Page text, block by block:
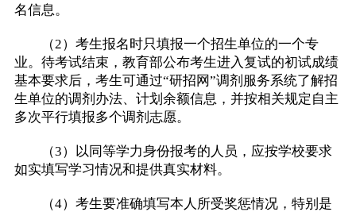
名信息。
（2）考生报名时只填报一个招生单位的一个专
业。待考试结束，教育部公布考生进入复试的初试成绩
基本要求后，考生可通过“研招网”调剂服务系统了解招
生单位的调剂办法、计划余额信息，并按相关规定自主
多次平行填报多个调剂志愿。
（3）以同等学力身份报考的人员，应按学校要求
如实填写学习情况和提供真实材料。
（4）考生要准确填写本人所受奖惩情况，特别是